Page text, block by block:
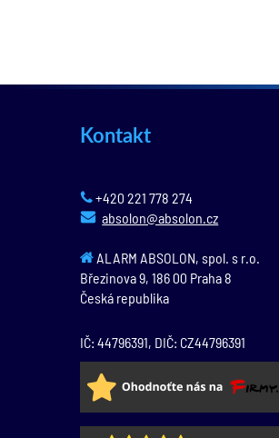
Kontakt
+420 221 778 274
absolon@absolon.cz
ALARM ABSOLON, spol. s r.o.
Březinova 9,186 00 Praha 8
Česká republika
IČ: 44796391, DIČ: CZ44796391